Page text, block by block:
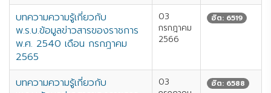
บทความความรู้เกี่ยวกับ
พ.ร.บ.ข้อมูลข่าวสารของราชการ
พ.ศ. 2540 เดือน กรกฎาคม
2565
03
กรกฎาคม
2566
ฮิต: 6519
บทความความรู้เกี่ยวกับ
03
ฮิต: 6588